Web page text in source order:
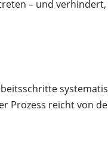
– und verhindert,
Prozess reicht von